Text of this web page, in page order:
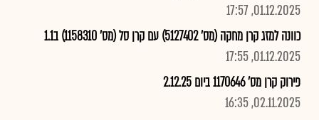
01.12.2025, 17:57
כוונה למזג קרן מחקה (מס' 5127402) עם קרן סל (מס' 1158310) ב1.1
01.12.2025, 17:55
פירוק קרן מס' 1170646 ביום 2.12.25
02.11.2025, 16:35